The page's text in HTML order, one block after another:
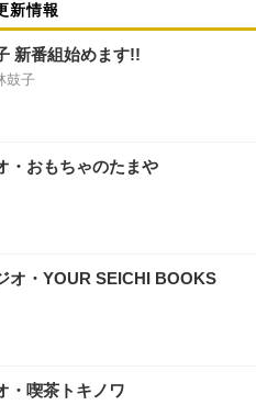
新情報
新番組始めます!!
鼓子
・おもちゃのたまや
オ・YOUR SEICHI BOOKS
・喫茶トキノワ